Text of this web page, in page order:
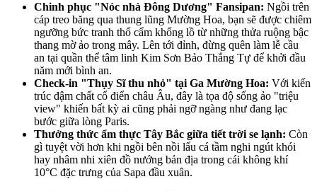
Chinh phục "Nóc nhà Đông Dương" Fansipan: Ngồi trên
cáp treo băng qua thung lũng Mường Hoa, bạn sẽ được chiêm
ngưỡng bức tranh thổ cẩm khổng lồ từ những thửa ruộng bậc
thang mờ ảo trong mây. Lên tới đỉnh, đừng quên làm lễ cầu
an tại quần thể tâm linh Kim Sơn Bảo Thắng Tự để khởi đầu
năm mới bình an.
Check-in "Thụy Sĩ thu nhỏ" tại Ga Mường Hoa: Với kiến
trúc đậm chất cổ điển châu Âu, đây là tọa độ sống ảo "triệu
view" khiến bất kỳ ai cũng phải ngỡ ngàng như đang lạc
bước giữa lòng Paris.
Thưởng thức ẩm thực Tây Bắc giữa tiết trời se lạnh: Còn
gì tuyệt vời hơn khi ngồi bên nồi lẩu cá tầm nghi ngút khói
hay nhâm nhi xiên đồ nướng bản địa trong cái không khí
10°C đặc trưng của Sapa đầu xuân.